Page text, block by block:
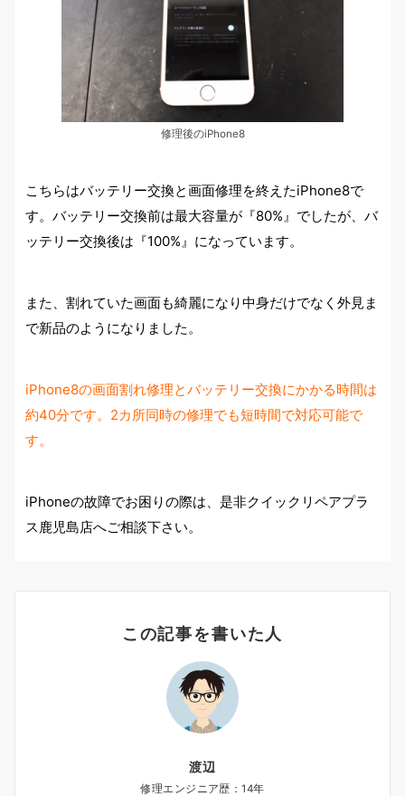
修理後のiPhone8
こちらはバッテリー交換と画面修理を終えたiPhone8で
す。バッテリー交換前は最大容量が『80%』でしたが、バ
ッテリー交換後は『100%』になっています。
また、割れていた画面も綺麗になり中身だけでなく外見ま
で新品のようになりました。
iPhone8の画面割れ修理とバッテリー交換にかかる時間は
約40分です。2カ所同時の修理でも短時間で対応可能で
す。
iPhoneの故障でお困りの際は、是非クイックリペアプラ
ス鹿児島店へご相談下さい。
この記事を書いた人
渡辺
修理エンジニア歴：14年